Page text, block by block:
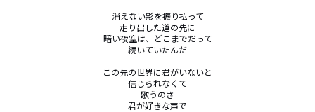
消えない影を振り払って
走り出した道の先に
暗い夜空は、どこまでだって
続いていたんだ
この先の世界に君がいないと
信じられなくて
歌うのさ
君が好きな声で